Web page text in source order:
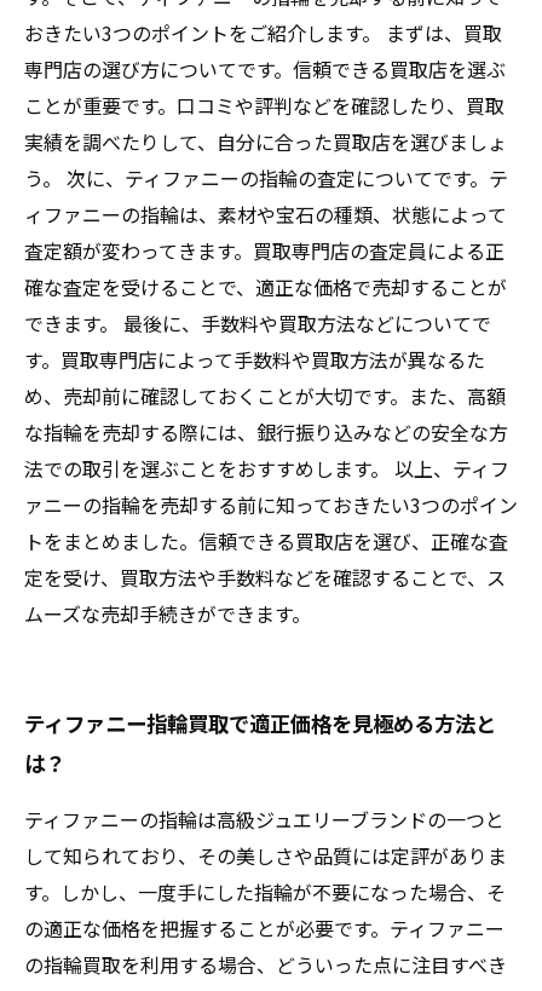
おきたい3つのポイントをご紹介します。 まずは、買取
専門店の選び方についてです。信頼できる買取店を選ぶ
ことが重要です。口コミや評判などを確認したり、買取
実績を調べたりして、自分に合った買取店を選びましょ
う。 次に、ティファニーの指輪の査定についてです。テ
ィファニーの指輪は、素材や宝石の種類、状態によって
査定額が変わってきます。買取専門店の査定員による正
確な査定を受けることで、適正な価格で売却することが
できます。 最後に、手数料や買取方法などについてで
す。買取専門店によって手数料や買取方法が異なるた
め、売却前に確認しておくことが大切です。また、高額
な指輪を売却する際には、銀行振り込みなどの安全な方
法での取引を選ぶことをおすすめします。 以上、ティフ
ァニーの指輪を売却する前に知っておきたい3つのポイン
トをまとめました。信頼できる買取店を選び、正確な査
定を受け、買取方法や手数料などを確認することで、ス
ムーズな売却手続きができます。
ティファニー指輪買取で適正価格を見極める方法と
は？
ティファニーの指輪は高級ジュエリーブランドの一つと
して知られており、その美しさや品質には定評がありま
す。しかし、一度手にした指輪が不要になった場合、そ
の適正な価格を把握することが必要です。ティファニー
の指輪買取を利用する場合、どういった点に注目すべき